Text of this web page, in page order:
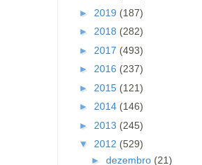
► 2019 (187)
► 2018 (282)
► 2017 (493)
► 2016 (237)
► 2015 (121)
► 2014 (146)
► 2013 (245)
▼ 2012 (529)
► dezembro (21)